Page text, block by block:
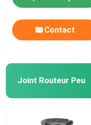
Au sujet de nous
Contact
Joint Routeur Peu